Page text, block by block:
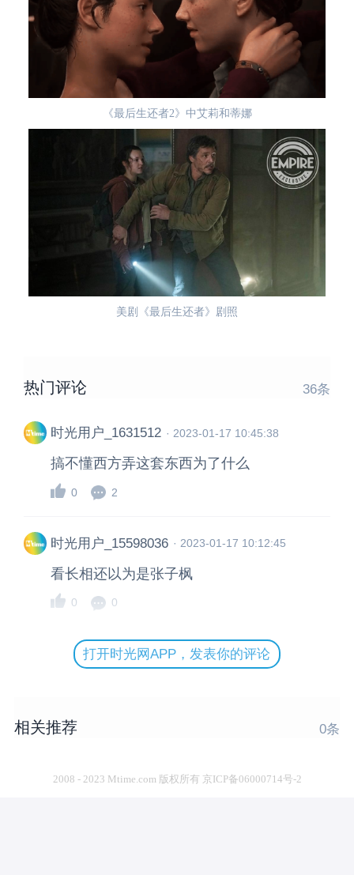
《最后生还者2》中艾莉和蒂娜
美剧《最后生还者》剧照
热门评论 36条
时光用户_1631512 · 2023-01-17 10:45:38
搞不懂西方弄这套东西为了什么
0 2
时光用户_15598036 ·2023-01-17 10:12:45
看长相还以为是张子枫
0 0
打开时光网APP，发表你的评论
相关推荐 0条
2008 - 2023 Mtime.com 版权所有 京ICP备06000714号-2